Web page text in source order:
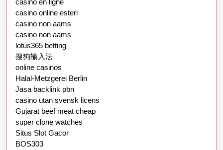
casino en ligne
casino online esteri
casino non aams
casino non aams
lotus365 betting
搜狗输入法
online casinos
Halal-Metzgerei Berlin
Jasa backlink pbn
casino utan svensk licens
Gujarat beef meat cheap
super clone watches
Situs Slot Gacor
BOS303